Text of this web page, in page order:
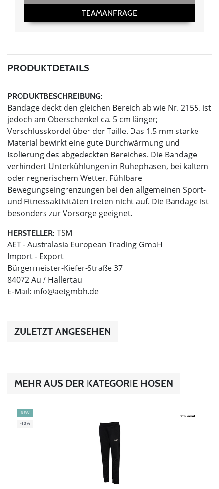
TEAMANFRAGE
PRODUKTDETAILS
PRODUKTBESCHREIBUNG:
Bandage deckt den gleichen Bereich ab wie Nr. 2155, ist
jedoch am Oberschenkel ca. 5 cm länger;
Verschlusskordel über der Taille. Das 1.5 mm starke
Material bewirkt eine gute Durchwärmung und
Isolierung des abgedeckten Bereiches. Die Bandage
verhindert Unterkühlungen in Ruhephasen, bei kaltem
oder regnerischem Wetter. Fühlbare
Bewegungseingrenzungen bei den allgemeinen Sport-
und Fitnessaktivitäten treten nicht auf. Die Bandage ist
besonders zur Vorsorge geeignet.
HERSTELLER: TSM
AET - Australasia European Trading GmbH
Import - Export
Bürgermeister-Kiefer-Straße 37
84072 Au / Hallertau
E-Mail: info@aetgmbh.de
ZULETZT ANGESEHEN
MEHR AUS DER KATEGORIE HOSEN
NEW
-10%